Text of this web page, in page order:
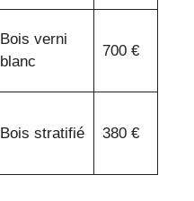
Bois verni
blanc
700 €
Bois stratifié 380 €